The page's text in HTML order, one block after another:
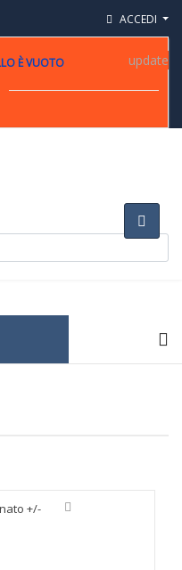
ACCEDI
È VUOTO update
+/-